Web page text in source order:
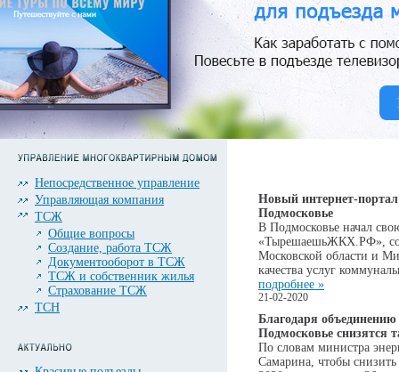
Непосредственное управление
Управляющая компания
ТСЖ
Общие вопросы
Создание, работа ТСЖ
Документооборот в ТСЖ
ТСЖ и собственник жилья
Страхование ТСЖ
ТСН
Новый интернет-
Подмосковье
В Подмосковье начал
«ТырешаешьЖКХ.РФ»,
Московской области и
качества услуг
подробнее »
21-02-2020
Благодаря
Подмосковье
По словам министра
Самарина, чтобы